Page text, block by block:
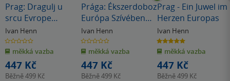
Prag: Dragulj u
srcu Evrope
(srbsky)
Ivan Henn
0.0
z
5
hvězdiček
měkká vazba
447 Kč
Běžně499 Kč
Prága: Ékszerdoboz
Európa Szívében
(maďarsky)
Ivan Henn
0.0
z
5
hvězdiček
měkká vazba
447 Kč
Běžně499 Kč
Prag - Ein Juwel im
Herzen Europas
Ivan Henn
5.0
z
5
hvězdiček
měkká vazba
447 Kč
Běžně499 Kč